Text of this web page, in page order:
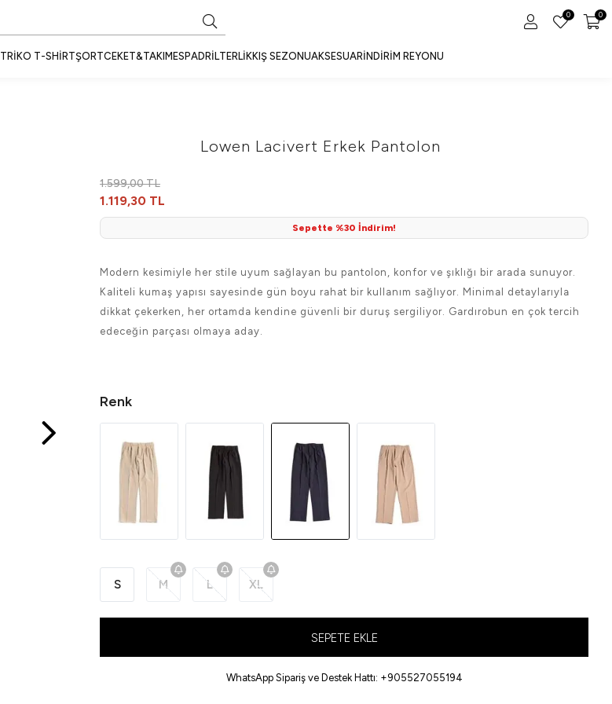
0 0
TRIKO T-SHIRTŞORTCEKET&TAKIM ESPADRILTERLIKKIŞ SEZONUAKSESUARİNDIRIM REYONU
Lowen Lacivert Erkek Pantolon
1.599,00 TL
1.119,30 TL
Sepette %30 İndirim!
Modern kesimiyle her stile uyum sağlayan bu pantolon, konfor ve şıklığı bir arada sunuyor.
Kaliteli kumaş yapısı sayesinde gün boyu rahat bir kullanım sağlıyor. Minimal detaylarıyla
dikkat çekerken, her ortamda kendine güvenli bir duruş sergiliyor. Gardırobun en çok tercih
edeceğin parçası olmaya aday.
Renk
S M L XL
SEPETE EKLE
WhatsApp Sipariş ve Destek Hattı: +905527055194